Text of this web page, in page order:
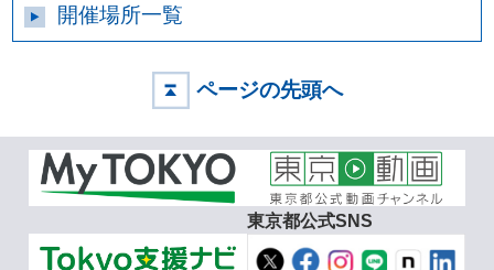
開催場所一覧
ページの先頭へ
東京都公式SNS